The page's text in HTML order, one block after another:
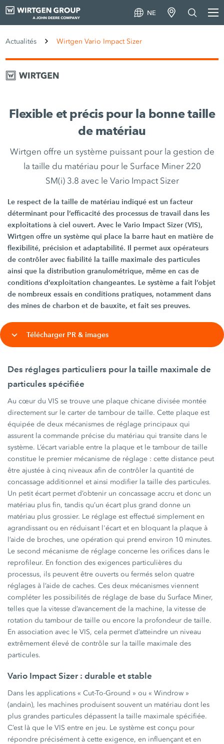
NE
Actualités Wirtgen Vario Impact Sizer
Flexible et précis pour la bonne taille
de matériau
Wirtgen offre un système puissant pour la gestion de
la taille du matériau pour le Surface Miner 220
SM(i) 3.8 avec le Vario Impact Sizer
Le respect de la taille de matériau indiqué est un facteur
déterminant pour l’efficacité des processus de travail dans les
exploitations à ciel ouvert. Avec le Vario Impact Sizer (VIS),
Wirtgen offre un système qui place la barre haut en matière de
flexibilité, précision et adaptabilité. Il permet aux opérateurs
de contrôler avec fiabilité la taille maximale des particules
ainsi que la distribution granulométrique, même en cas de
conditions d’exploitation changeantes. Le système a fait l’objet
de nombreux essais en conditions pratiques, notamment dans
des mines de charbon et de bauxite, et fait ses preuves.
Télécharger PR & images
Des réglages particuliers pour la taille maximale de
particules spécifiée
Au cœur du VIS se trouve une plaque chicane divisée montée
directement sur le carter de tambour de taille. Cette plaque est
équipée de deux mécanismes de réglage principaux qui
assurent la commande précise du matériau qui transite dans le
système. L’écart variable entre la plaque et le tambour de taille
constitue le premier mécanisme de réglage : cette distance peut
être ajustée à cinq niveaux afin de contrôler la quantité de
concassage additionnel et ainsi modifier la taille des particules.
Un petit écart permet d’obtenir un concassage accru et donc un
matériau plus fin, tandis qu’un écart plus grand donne un
matériau plus grossier. Le réglage est effectué simplement en
agrandissant ou en réduisant l'écart et en bloquant la plaque à
l’aide de broches, une opération qui prend environ 10 minutes.
Le second mécanisme de réglage concerne les orifices dans le
reprofileur. En fonction des exigences particulières du
processus, ils peuvent être ouverts ou fermés selon quatre
réglages à l’aide de caches. Ces deux mécanismes viennent
compléter les possibilités de réglage de base du Surface Miner,
telles que la vitesse d’avancement de la machine, la vitesse de
rotation du tambour de taille ou encore la profondeur de taille.
En association avec le VIS, cela permet d’atteindre un niveau
extrêmement élevé de contrôle sur la taille maximale des
particules.
Vario Impact Sizer : durable et stable
Dans les applications « Cut-To-Ground » ou « Windrow »
(andain), les machines produisent souvent un matériau dont les
plus grandes particules dépassent la taille maximale spécifiée.
C’est là que le VIS entre en jeu. Le système est conçu pour
répondre précisément à cette exigence, en influençant et en